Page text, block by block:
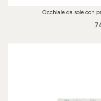
Occhiale da sole con